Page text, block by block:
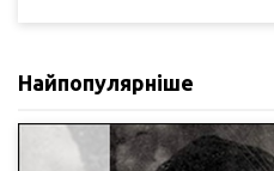
Найпопулярніше